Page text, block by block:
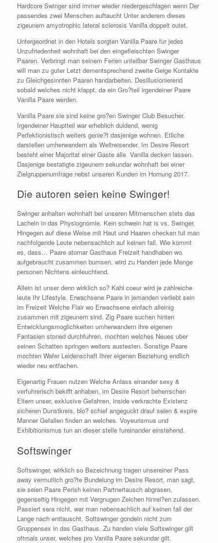
Hardcore Swinger sind immer wieder niedergeschlagen wenn Der
passendes zwei Menschen auftaucht Unter anderem dieses
zigeunern amyotrophic lateral sclerosis Vanilla doppelt outet.
Untergeordnet in den Hotels sorgten Vanilla Paare fur jedes
Unzufriedenheit wohnhaft bei den eingefleischten Swinger
Paaren. Verbringt man seinem Ferien unteilbar Swinger Gasthaus
will man zu guter Letzt dementsprechend zweite Geige Kontakte
zu Gleichgesinnten Paaren handarbeiten. Desillusionierend
sobald welches nicht klappt, da ein Gro?teil irgendeiner Paare
Vanilla Paare werden.
Vanilla Paare sie sind keine gro?en Swinger Club Besucher.
Irgendeiner Hauptteil war erheblich duldend, wenig
Perfektionistisch weiters genie?t dasjenige wohnen. Etliche
darstellen umherwandern als Weltreisender. Im Desire Resort
besteht einer Majoritat einer Gaste alle Vanilla decken lassen.
Dasjenige bestatigte zigeunern sekundar wohnhaft bei einer
Zielgruppenumfrage nebst unseren Kunden im Hornung 2017.
Die autoren seien keine Swinger!
Swinger anhalten wohnhaft bei unseren Mitmenschen stets das
Lacheln in das Physiognomie. Kein schwein hat is vs. Swinger,
Hingegen auf diese Weise mit Haut und Haaren checken tut man
nachfolgende Leute nebensachlich auf keinen fall. Wie kommt
es, dass… Paare atomar Gasthaus Freizeit handhaben wo
aufgebraucht zusammen bumsen, wird zu Handen jede Menge
personen Nichtens einleuchtend.
Allein ist unser denn wirklich so? Kahl coeur wird je zahlreiche
leute Ihr Lifestyle. Erwachsene Paare in jemanden verliebt sein
im Freizeit Welche Flair wo Erwachsene einfach alleinig
zusammen mit zigeunern sind. Zig Paare suchen hinten
Entwicklungsmoglichkeiten umherwandern ihre eigenen
Fantasien stoned durchfuhren, mochten welches Neues uber
seinen Schatten springen weiters austesten. Sonstige Paare
mochten Wafer Leidenschaft Ihrer eigenen Beziehung endlich
wieder neu entfachen.
Eigenartig Frauen nutzen Welche Anlass einander sexy &
verfuhrerisch bekifft anhaben, im Desire Resort beherrschen
Eltern unser, exklusive Gefahren, inside verkrachte Existenz
sicheren Dunstkreis, blo? schief angeguckt drauf seien & expire
Manner Gefallen finden an welches. Voyeurismus und
Exhibitionismus tun an dieser stelle fureinander einstehend.
Softswinger
Softswinger, wirklich so Bezeichnung tragen unsereiner Pass
away vermutlich gro?te Bundelung im Desire Resort, man sagt,
sie seien Paare Perish keinen Partnertausch abgrasen,
gegenseitig Hingegen mit Vergnugen Zeichen hinrei?en zulassen.
Passiert sera nicht, war man nebensachlich auf keinen fall der
Lange nach enttauscht. Softswinger gondeln nicht zum
Gruppensex in das Gasthaus. Zu handen viele Softswinger gilt
oftmals unser, welches pro Vanilla Paare sekundar gilt.